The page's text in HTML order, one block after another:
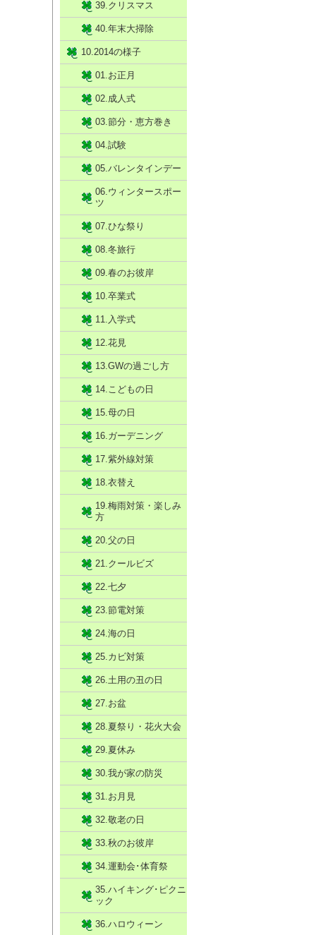
39.クリスマス
40.年末大掃除
10.2014の様子
01.お正月
02.成人式
03.節分・恵方巻き
04.試験
05.バレンタインデー
06.ウィンタースポー
ツ
07.ひな祭り
08.冬旅行
09.春のお彼岸
10.卒業式
11.入学式
12.花見
13.GWの過ごし方
14.こどもの日
15.母の日
16.ガーデニング
17.紫外線対策
18.衣替え
19.梅雨対策・楽しみ
方
20.父の日
21.クールビズ
22.七夕
23.節電対策
24.海の日
25.カビ対策
26.土用の丑の日
27.お盆
28.夏祭り・花火大会
29.夏休み
30.我が家の防災
31.お月見
32.敬老の日
33.秋のお彼岸
34.運動会･体育祭
35.ハイキング･ピクニ
ック
36.ハロウィーン